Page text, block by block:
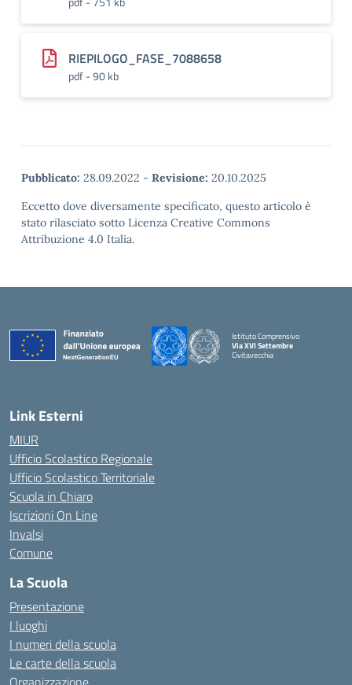
RIEPILOGO_FASE_7088658
pdf - 90 kb
Pubblicato: 28.09.2022 - Revisione: 20.10.2025
Eccetto dove diversamente specificato, questo articolo è
stato rilasciato sotto Licenza Creative Commons
Attribuzione 4.0 Italia.
Istituto Comprensivo
Via XVI Settembre
Civitavecchia
Link Esterni
MIUR
Ufficio Scolastico Regionale
Ufficio Scolastico Territoriale
Scuola in Chiaro
Iscrizioni On Line
Invalsi
Comune
La Scuola
Presentazione
I luoghi
I numeri della scuola
Le carte della scuola